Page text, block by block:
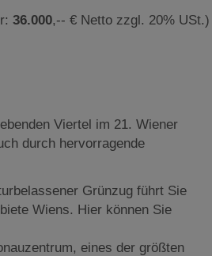
36.000,-- € Netto zzgl. 20% USt.)
Viertel im 21. Wiener
durch hervorragende
Grünzug führt Sie
Wiens. Hier können Sie
eines der größten